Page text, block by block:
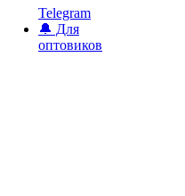
Telegram
🔔 Для
оптовиков